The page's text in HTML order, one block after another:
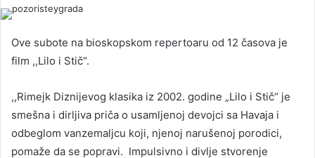
Ove subote na bioskopskom repertoaru od 12 časova je
film ,,Lilo i Stič“.
,,Rimejk Diznijevog klasika iz 2002. godine „Lilo i Stič“ je
smešna i dirljiva priča o usamljenoj devojci sa Havaja i
odbeglom vanzemaljcu koji, njenoj narušenoj porodici,
pomaže da se popravi. Impulsivno i divlje stvorenje